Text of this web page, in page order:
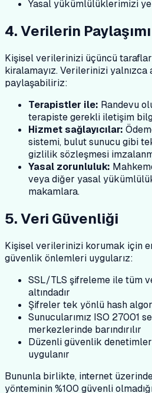
Yasal yükümlülüklerimizi
4. Verilerin Paylaşımı
Kişisel verilerinizi üçüncü
kiralamayız. Verilerinizi yalnızca
paylaşabiliriz:
Terapistler ile: Randevu
terapiste gerekli iletişim
Hizmet sağlayıcılar:
sistemi, bulut sunucu gibi
gizlilik sözleşmesi
Yasal zorunluluk:
veya diğer yasal
makamlara.
5. Veri Güvenliği
Kişisel verilerinizi korumak için
güvenlik önlemleri uygularız:
SSL/TLS şifreleme ile tüm
altındadır
Şifreler tek yönlü hash
Sunucularımız ISO 27001
merkezlerinde barındırılır
Düzenli güvenlik
uygulanır
Bununla birlikte, internet
yönteminin %100 güvenli